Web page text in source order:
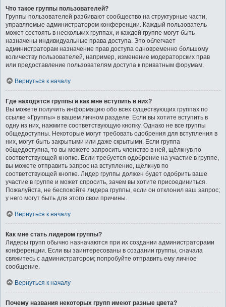
Что такое группы пользователей?
Группы пользователей разбивают сообщество на структурные части,
управляемые администратором конференции. Каждый пользователь
может состоять в нескольких группах, и каждой группе могут быть
назначены индивидуальные права доступа. Это облегчает
администраторам назначение прав доступа одновременно большому
количеству пользователей, например, изменение модераторских прав
или предоставление пользователям доступа к приватным форумам.
Вернуться к началу
Где находятся группы и как мне вступить в них?
Вы можете получить информацию обо всех существующих группах по
ссылке «Группы» в вашем личном разделе. Если вы хотите вступить в
одну из них, нажмите соответствующую кнопку. Однако не все группы
общедоступны. Некоторые могут требовать одобрения для вступления в
них, могут быть закрытыми или даже скрытыми. Если группа
общедоступна, то вы можете запросить членство в ней, щёлкнув по
соответствующей кнопке. Если требуется одобрение на участие в группе,
вы можете отправить запрос на вступление, щёлкнув по
соответствующей кнопке. Лидер группы должен будет одобрить ваше
участие в группе и может спросить, зачем вы хотите присоединиться.
Пожалуйста, не беспокойте лидера группы, если он отклонил ваш запрос;
у него могут быть для этого свои причины.
Вернуться к началу
Как мне стать лидером группы?
Лидеры групп обычно назначаются при их создании администраторами
конференции. Если вы заинтересованы в создании группы, сначала
свяжитесь с администратором; попробуйте отправить ему личное
сообщение.
Вернуться к началу
Почему названия некоторых групп имеют разные цвета?